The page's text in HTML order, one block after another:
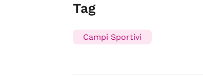
Tag
Campi Sportivi